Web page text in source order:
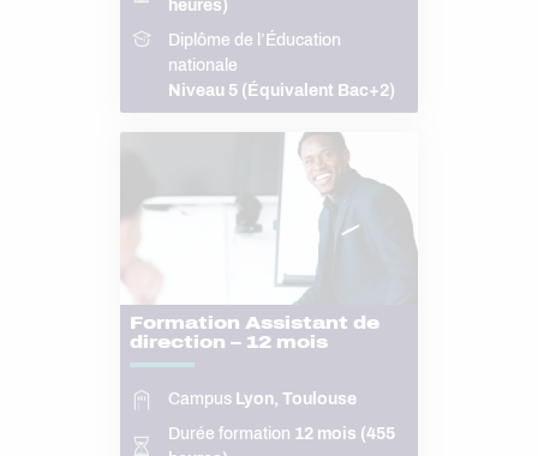
heures)
Diplôme de l’Éducation
nationale
Niveau 5 (Équivalent Bac+2)
Formation Assistant de
direction – 12 mois
Campus Lyon, Toulouse
Durée formation 12 mois (455